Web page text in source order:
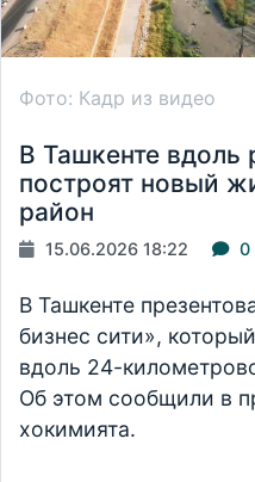
Фото: Кадр из видео
В Ташкенте вдоль
построят новый
район
15.06.2026 18:22 0
В Ташкенте
бизнес сити»,
вдоль 24-
Об этом сообщили в
хокимията.